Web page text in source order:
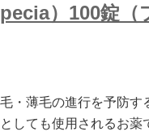
）100錠
・薄毛の進行を予防す
しても使用されるお薬